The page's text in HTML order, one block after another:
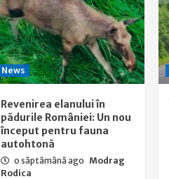
News
Revenirea elanului în
pădurile României: Un nou
început pentru fauna
autohtonă
o săptămână ago Modrag
Rodica